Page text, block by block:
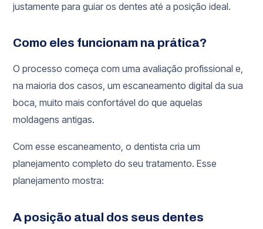
justamente para guiar os dentes até a posição ideal.
Como eles funcionam na prática?
O processo começa com uma avaliação profissional e,
na maioria dos casos, um escaneamento digital da sua
boca, muito mais confortável do que aquelas
moldagens antigas.
Com esse escaneamento, o dentista cria um
planejamento completo do seu tratamento. Esse
planejamento mostra:
A posição atual dos seus dentes